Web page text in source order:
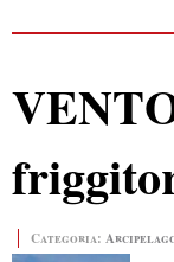
Categoria: